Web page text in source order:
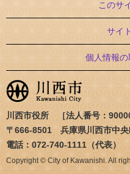
このサ
サイ
個人情報
川西市役所 ［法人番号：
〒666-8501 兵庫県川西市中
電話：072-740-1111（代表）
Copyright © City of Kawanishi. All